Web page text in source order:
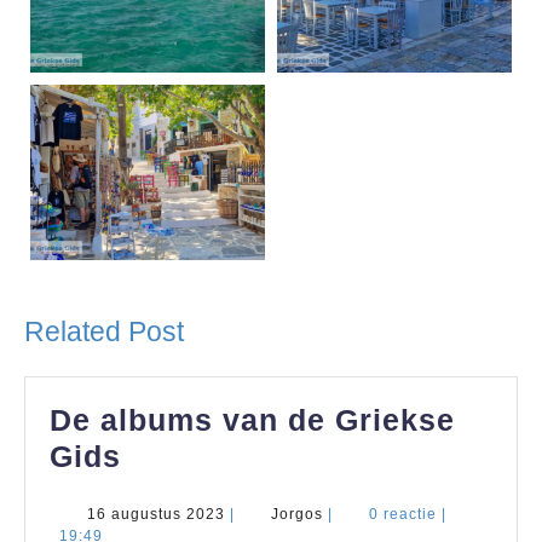
Related Post
De albums van de Griekse
Gids
van
16 augustus 2023 16
Jorgos Jorgos0 reactie
19:49